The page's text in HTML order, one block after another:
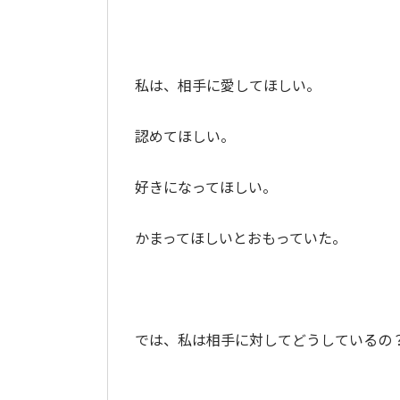
私は、相手に愛してほしい。
認めてほしい。
好きになってほしい。
かまってほしいとおもっていた。
では、私は相手に対してどうしているの